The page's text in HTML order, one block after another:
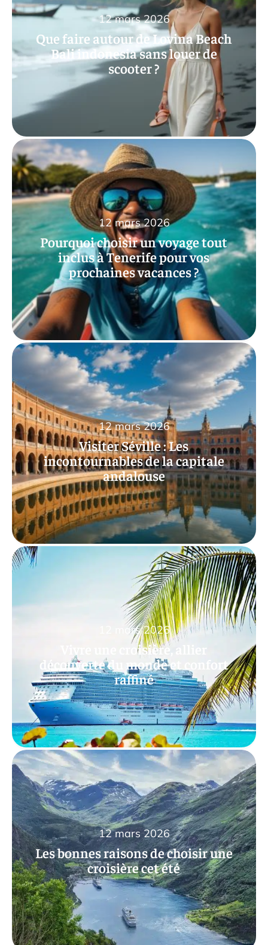
Que faire autour de Lovina Beach
Bali indonesia sans louer de
scooter ?
12 mars 2026
Pourquoi choisir un voyage tout
inclus à Tenerife pour vos
prochaines vacances ?
12 mars 2026
Visiter Séville : Les
incontournables de la capitale
andalouse
12 mars 2026
Vivre une croisière, allier
découverte du monde et confort
raffiné
12 mars 2026
Les bonnes raisons de choisir une
croisière cet été
12 mars 2026